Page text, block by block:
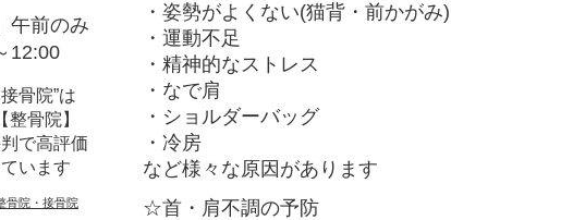
・姿勢がよくない(猫背・前かがみ)
・運動不足
・精神的なストレス
・なで肩
・ショルダーバッグ
・冷房
など様々な原因があります
☆首・肩不調の予防
午前のみ
12:00
骨院”は
骨院】
で高評価
います